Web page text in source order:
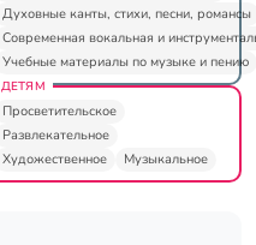
Духовные канты, стихи, песни, романсы
Современная вокальная и
Учебные материалы по музыке и пению
ДЕТЯМ
Просветительское
Развлекательное
Художественное
Музыкальное